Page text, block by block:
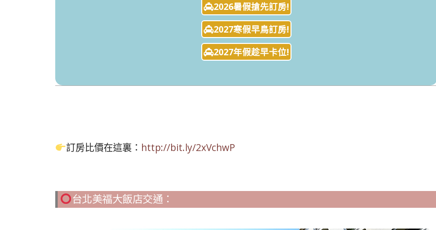
2026暑假搶先訂房!
2027寒假早鳥訂房!
2027年假趁早卡位!
訂房比價在這裏： http://bit.ly/2xVchwP
台北美福大飯店交通：